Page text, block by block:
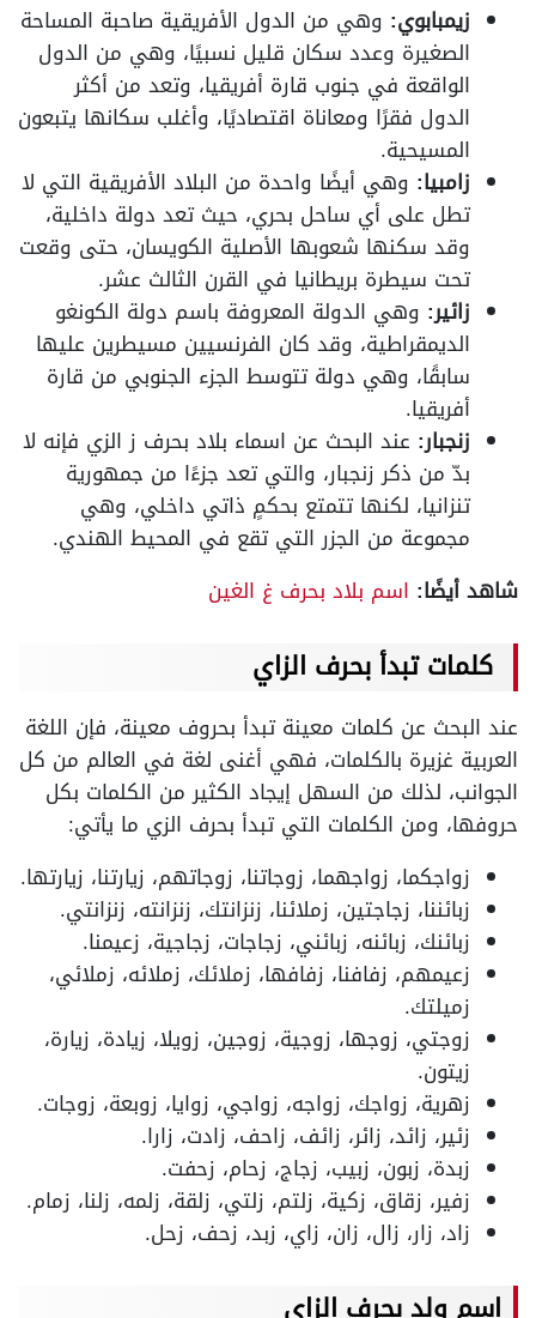
زيمبابوي: وهي من الدول الأفريقية صاحبة المساحة
الصغيرة وعدد سكان قليل نسبيًا، وهي من الدول
الواقعة في جنوب قارة أفريقيا، وتعد من أكثر
الدول فقرًا ومعاناة اقتصاديًا، وأغلب سكانها يتبعون
المسيحية.
زامبيا: وهي أيضًا واحدة من البلاد الأفريقية التي لا
تطل على أي ساحل بحري، حيث تعد دولة داخلية،
وقد سكنها شعوبها الأصلية الكويسان، حتى وقعت
تحت سيطرة بريطانيا في القرن الثالث عشر.
زائير: وهي الدولة المعروفة باسم دولة الكونغو
الديمقراطية، وقد كان الفرنسيين مسيطرين عليها
سابقًا، وهي دولة تتوسط الجزء الجنوبي من قارة
أفريقيا.
زنجبار: عند البحث عن اسماء بلاد بحرف ز الزي فإنه لا
بدّ من ذكر زنجبار، والتي تعد جزءًا من جمهورية
تنزانيا، لكنها تتمتع بحكمٍ ذاتي داخلي، وهي
مجموعة من الجزر التي تقع في المحيط الهندي.
شاهد أيضًا: اسم بلاد بحرف غ الغين
كلمات تبدأ بحرف الزاي
عند البحث عن كلمات معينة تبدأ بحروف معينة، فإن اللغة
العربية غزيرة بالكلمات، فهي أغنى لغة في العالم من كل
الجوانب، لذلك من السهل إيجاد الكثير من الكلمات بكل
حروفها، ومن الكلمات التي تبدأ بحرف الزي ما يأتي:
زواجكما، زواجهما، زوجاتنا، زوجاتهم، زيارتنا، زيارتها.
زبائننا، زجاجتين، زملائنا، زنزانتك، زنزانته، زنزانتي.
زبائنك، زبائنه، زبائني، زجاجات، زجاجية، زعيمنا.
زعيمهم، زفافنا، زفافها، زملائك، زملائه، زملائي،
زميلتك.
زوجتي، زوجها، زوجية، زوجين، زويلا، زيادة، زيارة،
زيتون.
زهرية، زواجك، زواجه، زواجي، زوايا، زوبعة، زوجات.
زئير، زائد، زائر، زائف، زاحف، زادت، زارا.
زبدة، زبون، زبيب، زجاج، زحام، زحفت.
زفير، زقاق، زكية، زلتم، زلتي، زلقة، زلمه، زلنا، زمام.
زاد، زار، زال، زان، زاي، زبد، زحف، زحل.